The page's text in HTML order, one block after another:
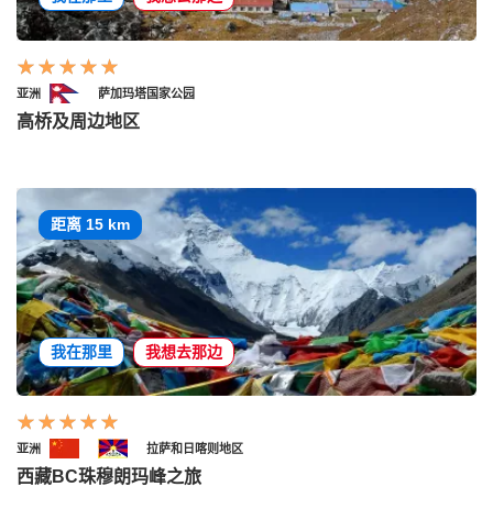
亚洲 萨加玛塔国家公园
高桥及周边地区
距离 15 km
我在那里 我想去那边
亚洲 拉萨和日喀则地区
西藏BC珠穆朗玛峰之旅